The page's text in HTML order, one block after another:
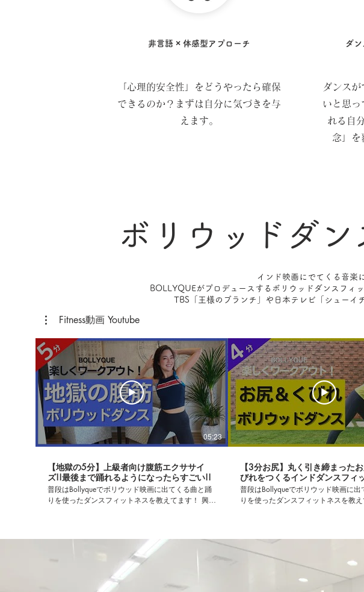
非言語 × 体感型アプローチ
「心理的安全性」をどうやったら確保
できるのか？まずは自分に気づきを与
えます。
ダ
ダンス
いと思っ
れる自
念」を
ボリウッドダ
インド映画にでてくる音楽
BOLLYQUEがプロデュースするボリウッドダンスフィ
TBS「王様のブランチ」や日本テレビ「シューイ
Fitness動画 Youtube
05:23
【地獄の5分】上級者向け腹筋エクササイ
ズ!!最後まで踊れるようになったらすごい!!
普段はBollyqueでボリウッド映画に出てくる曲と踊
りを使ったダンスフィットネスを教えてます！ 興味
https://www.instagram.com/bollyque_jp/ Twitter:
https://twitter.com/BOLLYQUE 🌸BOLLYQUEとは？
自分だけの"Uniqueness"に自信を持つこと、 そして
唯一無二の自分の人生を楽しむということを、 ボリ
ウッドフィットネスを通して実現してほしい！とい
【3分お尻】丸く引き締まった
びれをつくるインドダンスフィ
普段はBollyqueでボリウッド映画に出
りを使ったダンスフィットネスを教
https://www.instagram.com/
https://twitter.com/BOLLYQUE 🌸BOLLYQUEとは？
自分だけの"Uniqueness"に自信を持
唯一無二の自分の人生を楽しむという